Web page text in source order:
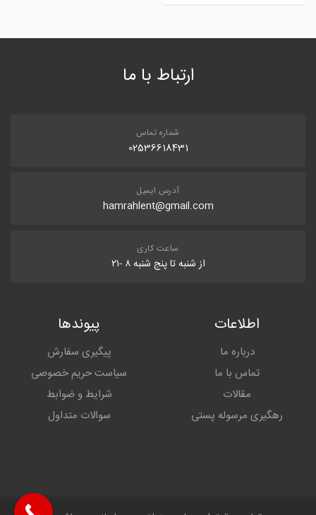
ارتباط با ما
شماره تماس
02536618431
آدرس ایمیل
hamrahlent@gmail.com
ساعت کاری
از شنبه تا پنج شنبه ۸ -۲۱
اطلاعات
درباره ما
تماس با ما
مقالات
رهگیری مرسوله پستی
پیوندها
پیگیری سفارش
سیاست حریم خصوصی
شرایط و ضوابط
سوالات متداول